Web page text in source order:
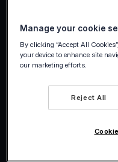
Manage your cookie
By clicking “Accept All
your device to enhance site
our marketing efforts.
Reject All